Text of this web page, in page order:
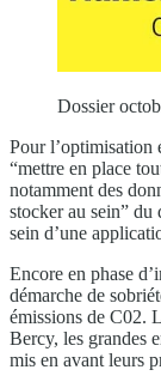
Dossier
Pour l’optimisation
“mettre en place
notamment des
stocker au sein” du
sein d’une
Encore en phase
démarche de
émissions de C02.
Bercy, les grandes
mis en avant leurs